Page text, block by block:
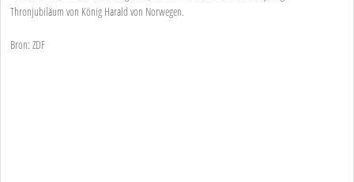
Thronjubiläum von König Harald von Norwegen.
Bron: ZDF